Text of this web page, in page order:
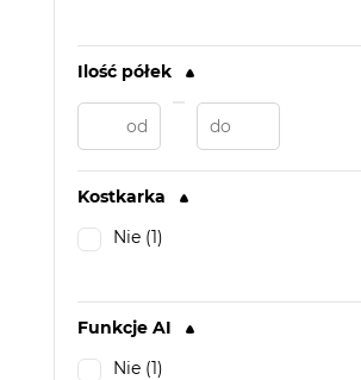
Ilość półek
Kostkarka
Nie (1)
Funkcje AI
Nie (1)